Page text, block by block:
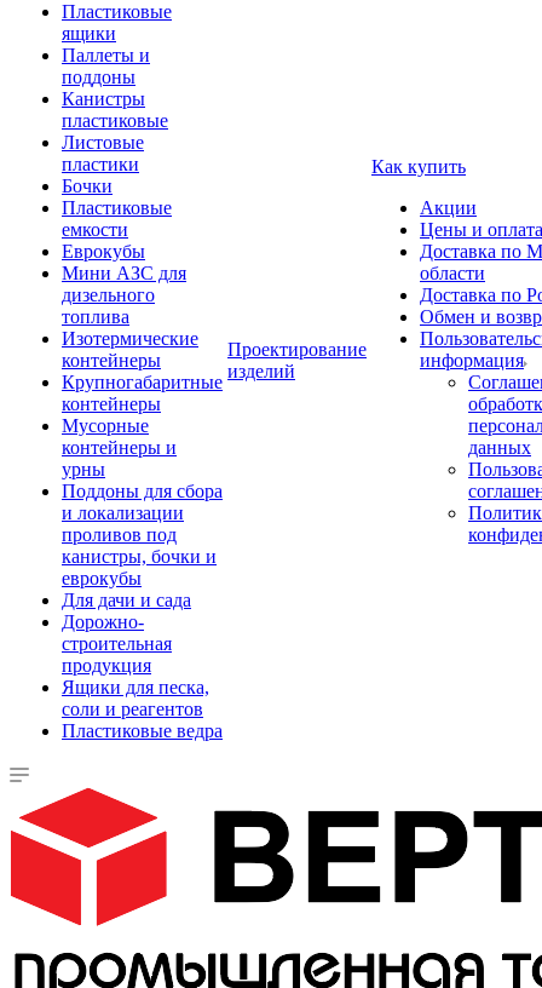
Пластиковые
ящики
Паллеты и
поддоны
Канистры
пластиковые
Листовые
пластики
Бочки
Пластиковые
емкости
Еврокубы
Мини АЗС для
дизельного
топлива
Изотермические
контейнеры
Крупногабаритные
контейнеры
Мусорные
контейнеры и
урны
Поддоны для сбора
и локализации
проливов под
канистры, бочки и
еврокубы
Для дачи и сада
Дорожно-
строительная
продукция
Ящики для песка,
соли и реагентов
Пластиковые ведра
Проектирование
изделий
Как купить
Акции
Цены и оплата
Доставка по
области
Доставка по
Обмен и
информация
данных